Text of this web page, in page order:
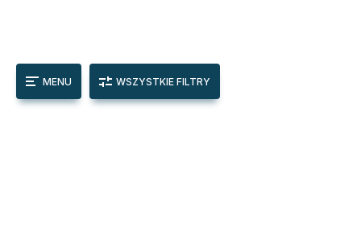
MENU WSZYSTKIE FILTRY